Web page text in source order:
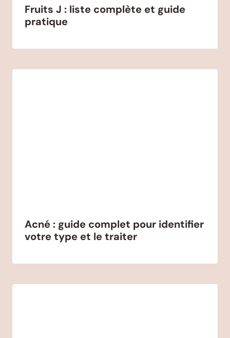
Fruits J : liste complète et guide
pratique
Acné : guide complet pour identifier
votre type et le traiter